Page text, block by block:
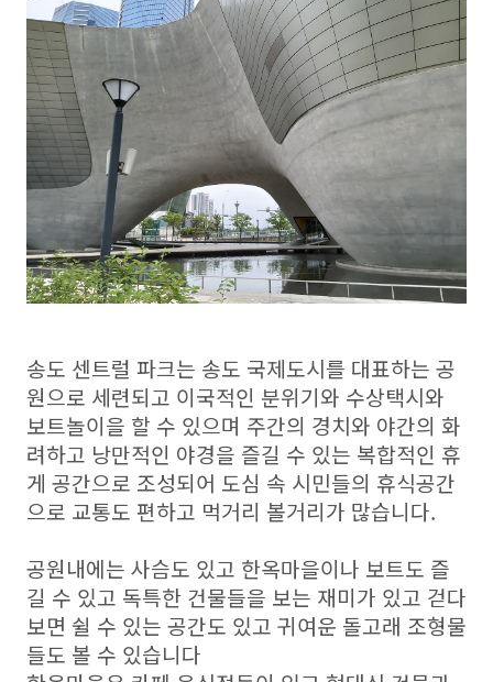
송도 센트럴 파크는 송도 국제도시를 대표하는 공
원으로 세련되고 이국적인 분위기와 수상택시와
보트놀이을 할 수 있으며 주간의 경치와 야간의 화
려하고 낭만적인 야경을 즐길 수 있는 복합적인 휴
게 공간으로 조성되어 도심 속 시민들의 휴식공간
으로 교통도 편하고 먹거리 볼거리가 많습니다.
공원내에는 사슴도 있고 한옥마을이나 보트도 즐
길 수 있고 독특한 건물들을 보는 재미가 있고 걷다
보면 쉴 수 있는 공간도 있고 귀여운 돌고래 조형물
들도 볼 수 있습니다